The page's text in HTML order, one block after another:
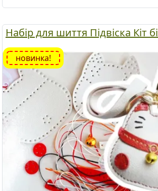
Набір для шиття Підвіска Кіт
новинка!